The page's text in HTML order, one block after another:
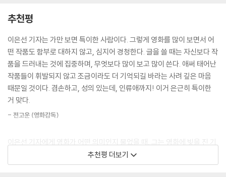
다.
자신을 움직이는 감정이 두려움인지 사랑인지, 안전한 새장과 불안한 날개
중 무엇을 택할 것인지 끊임없이 고민했던 그의 열정은 가성비와 기회비용
같은 단어들이 더 손쉽게 사람들의 마음으로 파고드는 시대에 발휘되는 마
법처럼 보인다. 꿈을 좇는다는 순수한 기쁨, 좋아하는 일에 몰입한다는 것
의 가치를 생각하게 한다. 타인의 열정은 전염성이 강하다. 우리가 끊임없
이 누군가의 열정적이었던 인생을 복기해보려는 이유는 그래서일 것이다.
사연을 극화하고 영상으로 옮기면서 이야기의 복잡성을 단순화하지 않았
다는 것은 [베이비 레인디어]의 가장 큰 도전이자 좋은 야심이었을 것이
다 보면 그가 영화와 관객의 가장 가까운 곳에서 얼마나 진심으로 성실하
게 영화를 기록해왔는지 느낄 수 있다.
전고운 영화감독이 저자에 대해 “자신보다 작품을 드러내는 것에 집중하
며, 무엇보다 많이 보고 많이 쓴다”라고 말한 것처럼, 저자의 글은 영화가
전하는 이야기를 가장 중요하게 다룬다. 영화는 유독 다양한 시점과 감각
이 살아 움직이는 예술 분야다. 독자들은 이 책을 읽으며 미처 알아채지 못
며 기억을 더 오래 잡아둘 수도 있다. 책장을 넘길수록 영화의 감동이 더욱
당신만의 고요한 상영관을 채워줄 56편의 작품들
추천평
이은선 기자는 가만 보면 특이한 사람이다. 그렇게 영화를 많이 보면서 어
떤 작품도 함부로 대하지 않고, 심지어 경청한다. 글을 쓸 때는 자신보다 작
품을 드러내는 것에 집중하며, 무엇보다 많이 보고 많이 쓴다. 애써 태어난
작품들이 휘발되지 않고 조금이라도 더 기억되길 바라는 사려 깊은 마음
때문일 것이다. 겸손하고, 성의 있는데, 인류애까지! 이거 은근히 특이한
거 맞다.
- 전고운 (영화감독)
이은선 기자에게 영화가 어떤 의미인지 물었을 때, 그는 영화에 빚을 진 기
분이 자주 든다고 했다. 그래서 자신의 글과 말로 영화를 어떻게 기록할지
더욱 고민하게 된다고. 책의 마지막 장을 덮으니 그가 수많은 영화와 함께
추천평 더보기